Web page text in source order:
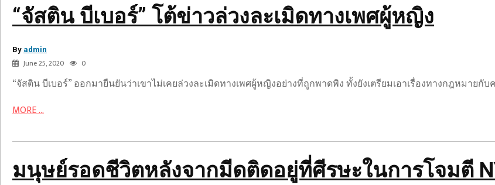
“จัสติน บีเบอร์” โต้ข่าวล่วงละเมิดทางเพศผู้หญิง
By admin
June 25, 2020 0
ละเมิด
ทาง
ผู้
หญิง
“จัสติน บีเบอร์” ออกมายืนยันว่าเขาไม่เคยล่วงละเมิดทางเพศผู้หญิงอย่างที่ถูกพาดพิง ทั้งยังเตรียมเอาเรื่องทางกฎหมายกั
MORE ...
มนุษย์รอดชีวิตหลังจากมีดติดอยู่ที่ศีรษะในการโจมตี
มนุษย์
รอด
ชีวิต
หลัง
มีด
ติด
อยู่
ใน
การ